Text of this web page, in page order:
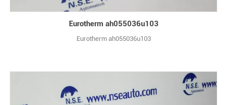
Eurotherm ah055036u103
Eurotherm ah055036u103